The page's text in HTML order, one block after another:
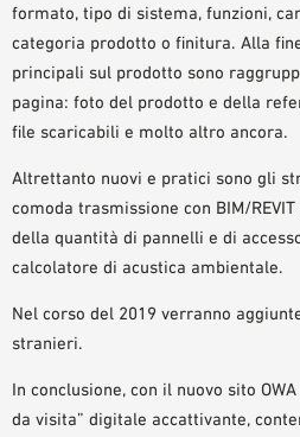
formato, tipo di sistema, funzioni,
categoria prodotto o finitura. Alla
principali sul prodotto sono
pagina: foto del prodotto e della
file scaricabili e molto altro ancora.
Altrettanto nuovi e pratici sono gli
comoda trasmissione con BIM/
della quantità di pannelli e di
calcolatore di acustica ambientale.
Nel corso del 2019 verranno
stranieri.
In conclusione, con il nuovo sito
da visita” digitale accattivante,